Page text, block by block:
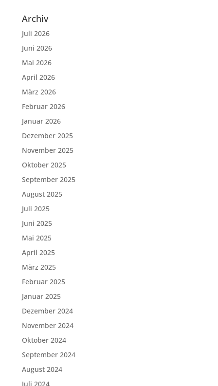
Archiv
Juli 2026
Juni 2026
Mai 2026
April 2026
März 2026
Februar 2026
Januar 2026
Dezember 2025
November 2025
Oktober 2025
September 2025
August 2025
Juli 2025
Juni 2025
Mai 2025
April 2025
März 2025
Februar 2025
Januar 2025
Dezember 2024
November 2024
Oktober 2024
September 2024
August 2024
Juli 2024